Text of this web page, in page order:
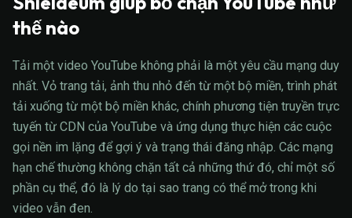
thế nào
Tải một video YouTube không phải là một yêu cầu mạng duy
nhất. Vỏ trang tải, ảnh thu nhỏ đến từ một bộ miền, trình phát
tải xuống từ một bộ miền khác, chính phương tiện truyền trực
tuyến từ CDN của YouTube và ứng dụng thực hiện các cuộc
gọi nền im lặng để gợi ý và trạng thái đăng nhập. Các mạng
hạn chế thường không chặn tất cả những thứ đó, chỉ một số
phần cụ thể, đó là lý do tại sao trang có thể mở trong khi
video vẫn đen.